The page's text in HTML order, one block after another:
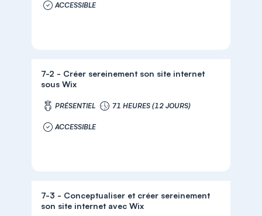
ACCESSIBLE
7-2 - Créer sereinement son site internet
sous Wix
PRÉSENTIEL 71 HEURES (12 JOURS)
ACCESSIBLE
7-3 - Conceptualiser et créer sereinement
son site internet avec Wix